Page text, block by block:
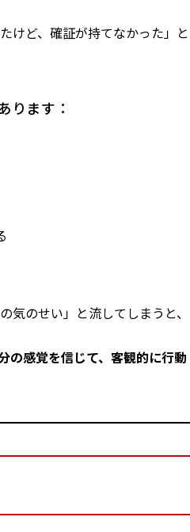
けど、確証が持てなかった」と
ります：
気のせい」と流してしまうと、
の感覚を信じて、客観的に行動